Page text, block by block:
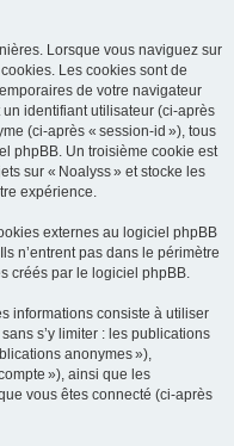
e
Lorsque vous naviguez sur
Les cookies sont de
de votre navigateur
identifiant utilisateur (ci-après
(ci-après « session-id »), tous
phpBB. Un troisième cookie est
sur « Noalyss » et stocke les
expérience.
externes au logiciel phpBB
n’entrent pas dans le périmètre
créés par le logiciel phpBB.
informations consiste à utiliser
s’y limiter : les publications
anonymes »),
»), ainsi que les
vous êtes connecté (ci-après